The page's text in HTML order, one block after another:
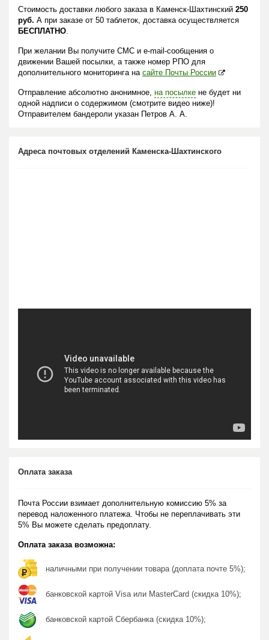
Стоимость доставки любого заказа в Каменск-Шахтинский 250
руб. А при заказе от 50 таблеток, доставка осуществляется
БЕСПЛАТНО.
При желании Вы получите СМС и e-mail-сообщения о
движении Вашей посылки, а также номер РПО для
дополнительного мониторинга на сайте Почты России
Отправление абсолютно анонимное, на посылке не будет ни
одной надписи о содержимом (смотрите видео ниже)!
Отправителем бандероли указан Петров А. А.
Адреса почтовых отделений Каменска-Шахтинского
Оплата заказа
Почта России взимает дополнительную комиссию 5% за
перевод наложенного платежа. Чтобы не переплачивать эти
5% Вы можете сделать предоплату.
Оплата заказа возможна:
наличными при получении товара (доплата почте 5%);
банковской картой Visa или MasterCard (скидка 10%);
банковской картой Сбербанка (скидка 10%);